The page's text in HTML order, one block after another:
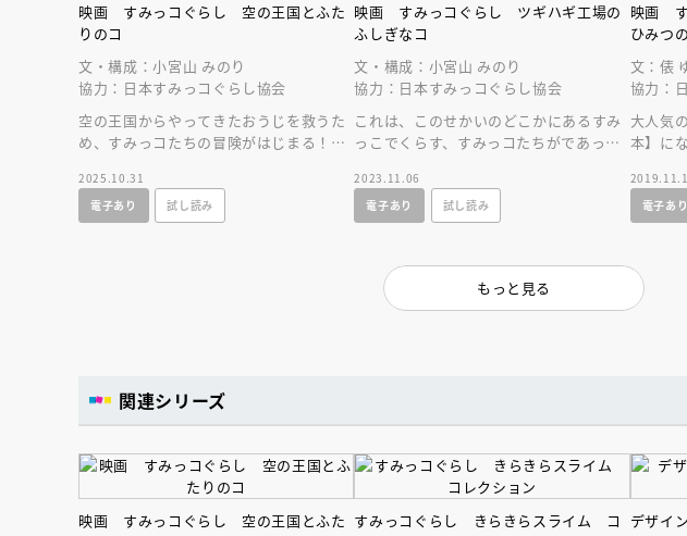
映画 すみっコぐらし 空の王国とふた
りのコ
文・構成：小宮山 みのり
協力：日本すみっコぐらし協会
空の王国からやってきたおうじを救うた
め、すみっコたちの冒険がはじまる！
本になったよ！
2025.10.31
電子あり
試し読み
映画 すみっコぐらし ツギハギ工場の
ふしぎなコ
文・構成：小宮山 みのり
協力：日本すみっコぐらし協会
これは、このせかいのどこかにあるすみ
っこでくらす、すみっコたちがであった
絵本化！
2023.11.06
電子あり
試し読み
映画
ひみつ
文：俵
協力：
大人気
本】に
しぎな
電子あり
もっと見る
関連シリーズ
映画 すみっコぐらし 空の王国とふた すみっコぐらし きらきらスライム コ
デザイ